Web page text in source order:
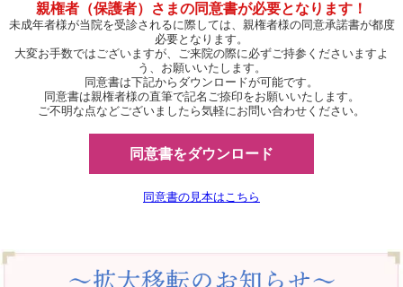
親権者（保護者）さまの同意書が必要となります！
未成年者様が当院を受診されるに際しては、親権者様の同意承諾書が都度
必要となります。
大変お手数ではございますが、ご来院の際に必ずご持参くださいますよ
う、お願いいたします。
同意書は下記からダウンロードが可能です。
同意書は親権者様の直筆で記名ご捺印をお願いいたします。
ご不明な点などございましたら気軽にお問い合わせください。
同意書をダウンロード
同意書の見本はこちら